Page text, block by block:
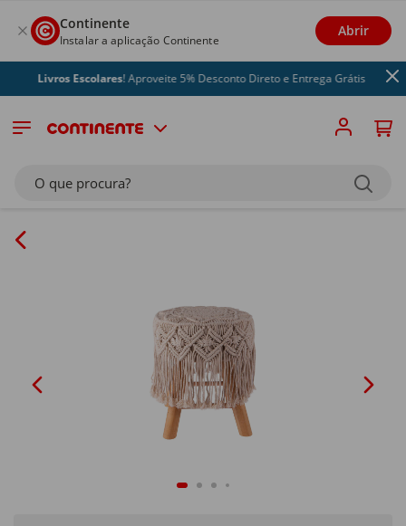
Continente
Instalar a aplicação Continente
Abrir
Livros Escolares! Aproveite 5% Desconto Direto e Entrega Grátis
O que procura?